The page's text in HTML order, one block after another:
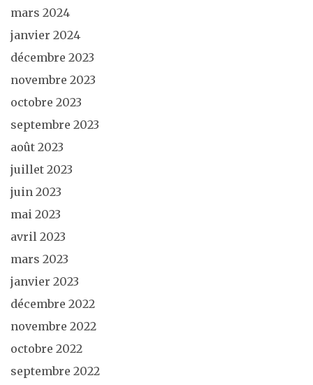
mars 2024
janvier 2024
décembre 2023
novembre 2023
octobre 2023
septembre 2023
août 2023
juillet 2023
juin 2023
mai 2023
avril 2023
mars 2023
janvier 2023
décembre 2022
novembre 2022
octobre 2022
septembre 2022